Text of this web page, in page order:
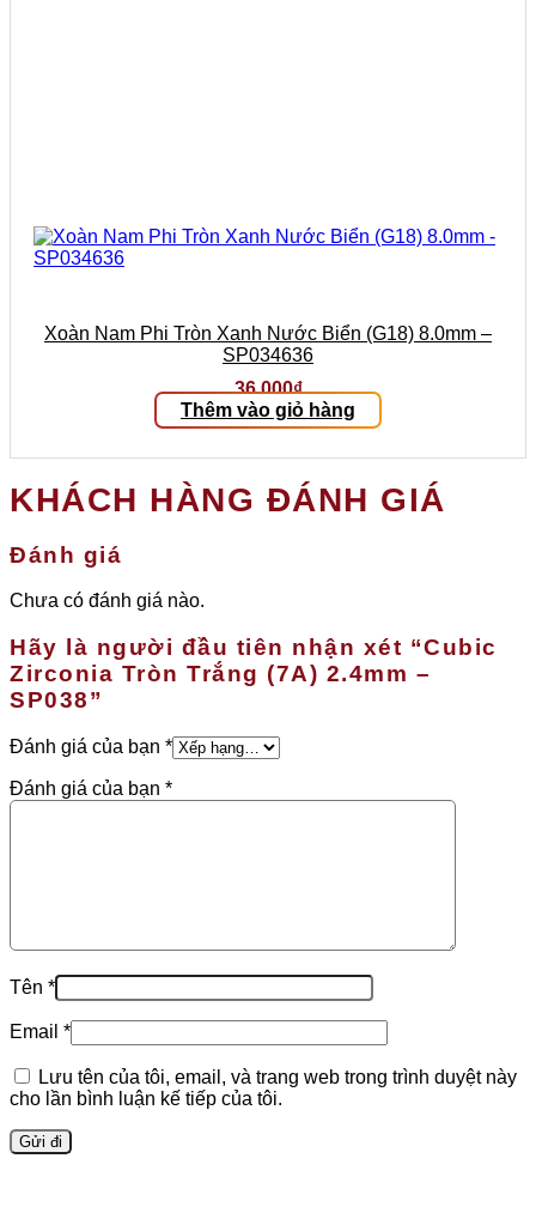
Xoàn Nam Phi Tròn Xanh Nước Biển (G18) 8.0mm –
SP034636
36.000₫
Thêm vào giỏ hàng
KHÁCH HÀNG ĐÁNH GIÁ
Đánh giá
Chưa có đánh giá nào.
Hãy là người đầu tiên nhận xét “Cubic
Zirconia Tròn Trắng (7A) 2.4mm –
SP038”
Đánh giá của bạn *
Đánh giá của bạn *
Tên *
Email *
Lưu tên của tôi, email, và trang web trong trình duyệt này
cho lần bình luận kế tiếp của tôi.